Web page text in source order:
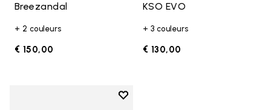
Breezandal
+ 2 couleurs
€ 150,00
KSO EVO
+ 3 couleurs
€ 130,00
Add to wishlist